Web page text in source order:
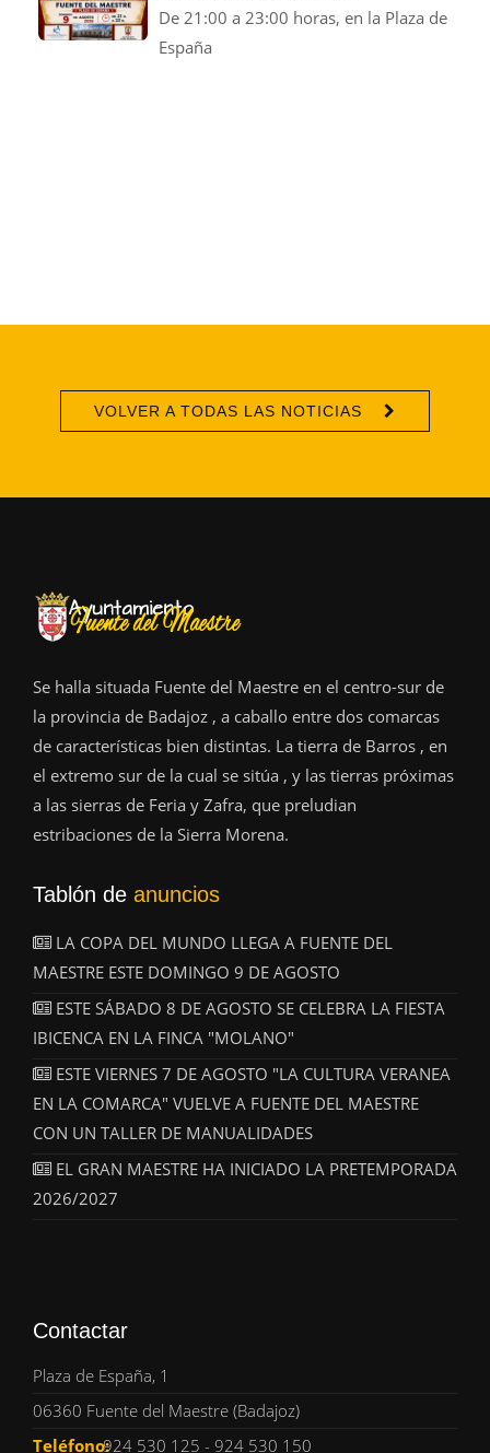
De 21:00 a 23:00 horas, en la Plaza de
España
VOLVER A TODAS LAS NOTICIAS
Se halla situada Fuente del Maestre en el centro-sur de
la provincia de Badajoz , a caballo entre dos comarcas
de características bien distintas. La tierra de Barros , en
el extremo sur de la cual se sitúa , y las tierras próximas
a las sierras de Feria y Zafra, que preludian
estribaciones de la Sierra Morena.
Tablón de anuncios
LA COPA DEL MUNDO LLEGA A FUENTE DEL
MAESTRE ESTE DOMINGO 9 DE AGOSTO
ESTE SÁBADO 8 DE AGOSTO SE CELEBRA LA FIESTA
IBICENCA EN LA FINCA "MOLANO"
ESTE VIERNES 7 DE AGOSTO "LA CULTURA VERANEA
EN LA COMARCA" VUELVE A FUENTE DEL MAESTRE
CON UN TALLER DE MANUALIDADES
EL GRAN MAESTRE HA INICIADO LA PRETEMPORADA
2026/2027
Contactar
Plaza de España, 1
06360 Fuente del Maestre (Badajoz)
Teléfono:924 530 125 - 924 530 150